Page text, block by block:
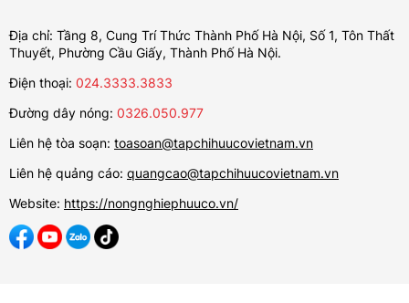
Địa chỉ: Tầng 8, Cung Trí Thức Thành Phố Hà Nội, Số 1, Tôn Thất
Thuyết, Phường Cầu Giấy, Thành Phố Hà Nội.
Điện thoại: 024.3333.3833
Đường dây nóng: 0326.050.977
Liên hệ tòa soạn: toasoan@tapchihuucovietnam.vn
Liên hệ quảng cáo: quangcao@tapchihuucovietnam.vn
Website: https://nongnghiephuuco.vn/